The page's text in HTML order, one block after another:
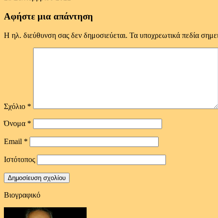
Αφήστε μια απάντηση
Η ηλ. διεύθυνση σας δεν δημοσιεύεται. Τα υποχρεωτικά πεδία
Σχόλιο *
Όνομα *
Email *
Ιστότοπος
Βιογραφικό